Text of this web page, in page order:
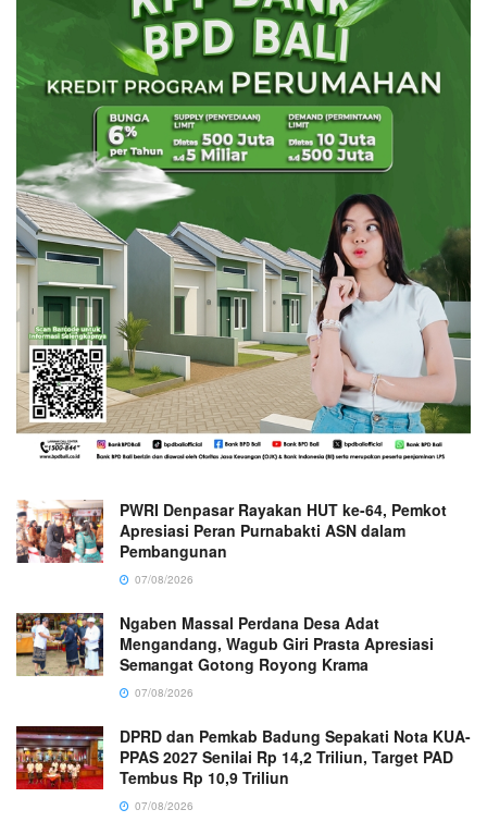
PWRI Denpasar Rayakan HUT ke-64, Pemkot
Apresiasi Peran Purnabakti ASN dalam
Pembangunan
07/08/2026
Ngaben Massal Perdana Desa Adat
Mengandang, Wagub Giri Prasta Apresiasi
Semangat Gotong Royong Krama
07/08/2026
DPRD dan Pemkab Badung Sepakati Nota KUA-
PPAS 2027 Senilai Rp 14,2 Triliun, Target PAD
Tembus Rp 10,9 Triliun
07/08/2026